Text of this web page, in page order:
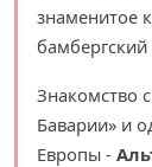
знаменитое
Знакомство
Баварии» и
Европы -